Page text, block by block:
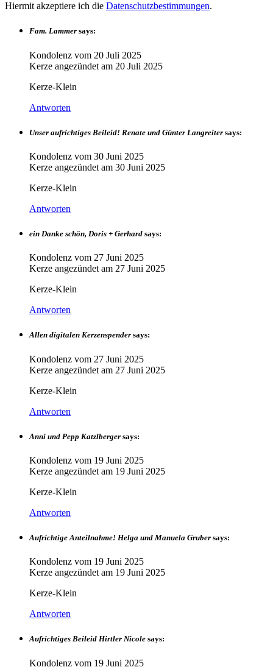
Hiermit akzeptiere ich die Datenschutzbestimmungen.
Fam. Lammer says:
Kondolenz vom 20 Juli 2025
Kerze angezündet am 20 Juli 2025
Kerze-Klein
Antworten
Unser aufrichtiges Beileid! Renate und Günter Langreiter says:
Kondolenz vom 30 Juni 2025
Kerze angezündet am 30 Juni 2025
Kerze-Klein
Antworten
ein Danke schön, Doris + Gerhard says:
Kondolenz vom 27 Juni 2025
Kerze angezündet am 27 Juni 2025
Kerze-Klein
Antworten
Allen digitalen Kerzenspender says:
Kondolenz vom 27 Juni 2025
Kerze angezündet am 27 Juni 2025
Kerze-Klein
Antworten
Anni und Pepp Katzlberger says:
Kondolenz vom 19 Juni 2025
Kerze angezündet am 19 Juni 2025
Kerze-Klein
Antworten
Aufrichtige Anteilnahme! Helga und Manuela Gruber says:
Kondolenz vom 19 Juni 2025
Kerze angezündet am 19 Juni 2025
Kerze-Klein
Antworten
Aufrichtiges Beileid Hirtler Nicole says:
Kondolenz vom 19 Juni 2025